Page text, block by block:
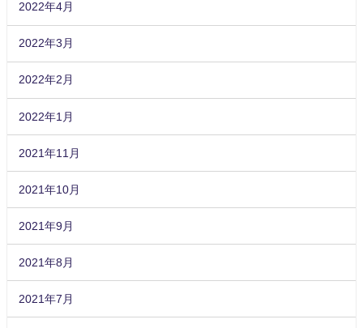
2022年4月
2022年3月
2022年2月
2022年1月
2021年11月
2021年10月
2021年9月
2021年8月
2021年7月